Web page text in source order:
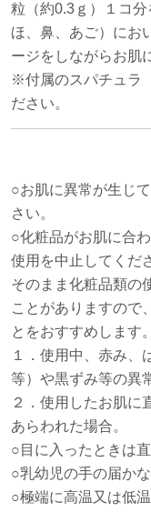
粒（約0.3ｇ）１コ
ほ、鼻、あご）にお
ージをしながらお肌
※付属のスパチュラ
ださい。
○お肌に異常が生じ
さい。
○化粧品がお肌に合
使用を中止してくだ
そのまま化粧品類の
ことがありますので
とをおすすめします。
１．使用中、赤み、
等）や黒ずみ等の異
２．使用したお肌に
あらわれた場合。
○目に入ったときは
○乳幼児の手の届か
○極端に高温又は低